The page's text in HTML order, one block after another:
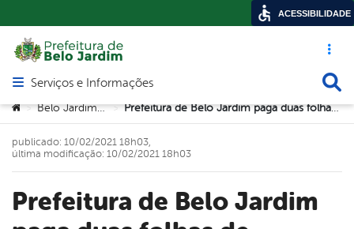
Acesso
Abrir menu principal de navegação
Serviços e Informações
Você está aqui:
> Belo Jardim Prev > Prefeitura de Belo Jardim paga duas folhas de aposentados em um mês
Prefeitura de Belo Jardim
publicado: 10/02/2021 18h03,
última modificação: 10/02/2021 18h03
ACESSIBILIDADE